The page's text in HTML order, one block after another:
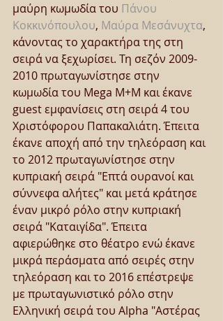
μαύρη κωμωδία του Πάνου
Κοκκινόπουλου, Μαύρα Μεσάνυχτα,
κάνοντας το χαρακτήρα της στη
σειρά να ξεχωρίσει. Τη σεζόν 2009-
2010 πρωταγωνίστησε στην
κωμωδία του Mega M+M και έκανε
guest εμφανίσεις στη σειρά 4 του
Χριστόφορου Παπακαλιάτη. Έπειτα
έκανε αποχή από την τηλεόραση και
το 2012 πρωταγωνίστησε στην
κυπριακή σειρά "Επτά ουρανοί και
σύννεφα αλήτες" και μετά κράτησε
έναν μικρό ρόλο στην κυπριακή
σειρά "Καταιγίδα". Έπειτα
αφιερώθηκε στο θέατρο ενώ έκανε
μικρά περάσματα από σειρές στην
τηλεόραση και το 2016 επέστρεψε
με πρωταγωνιστικό ρόλο στην
Ελληνική σειρά του Alpha "Αστέρας